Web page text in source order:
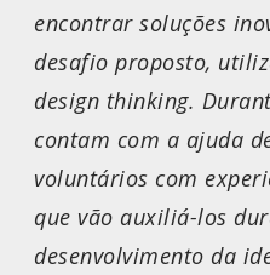
encontrar soluções
desafio proposto,
design thinking.
contam com a ajuda
voluntários com
que vão auxiliá-los
desenvolvimento da